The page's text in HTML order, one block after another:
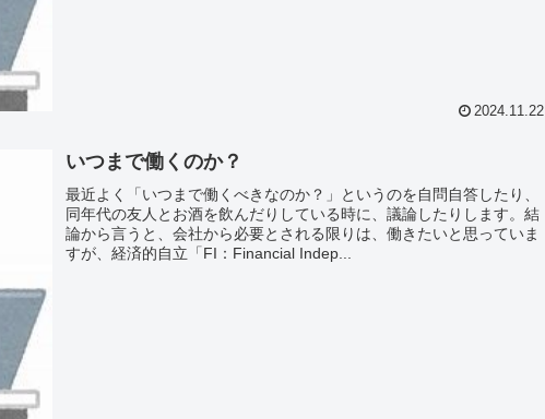
2024.11.22
いつまで働くのか？
最近よく「いつまで働くべきなのか？」というのを自問自答したり、
同年代の友人とお酒を飲んだりしている時に、議論したりします。結
論から言うと、会社から必要とされる限りは、働きたいと思っていま
すが、経済的自立「FI：Financial Indep...